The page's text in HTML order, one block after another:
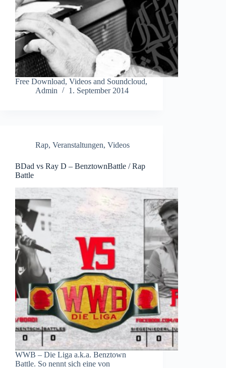
Free Download, Videos and Soundcloud,
Admin
1. September 2014
Rap, Veranstaltungen, Videos
BDad vs Ray D – BenztownBattle / Rap
Battle
WWB – Die Liga a.k.a. Benztown
Battle. So nennt sich eine von